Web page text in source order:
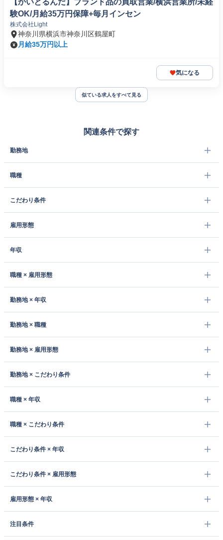
【かいとるんだ】ブランド品の買取営業/横浜営業所/未経
験OK/月給35万円保障+毎月インセン
株式会社Light
神奈川県横浜市神奈川区鶴屋町
月給35万円以上
気になる
似ている求人をすべて見る
関連条件で探す
勤務地
職種
こだわり条件
雇用形態
年収
職種 × 雇用形態
勤務地 × 年収
勤務地 × 職種
勤務地 × 雇用形態
勤務地 × こだわり条件
職種 × 年収
職種 × こだわり条件
こだわり条件 × 年収
こだわり条件 × 雇用形態
雇用形態 × 年収
注目条件